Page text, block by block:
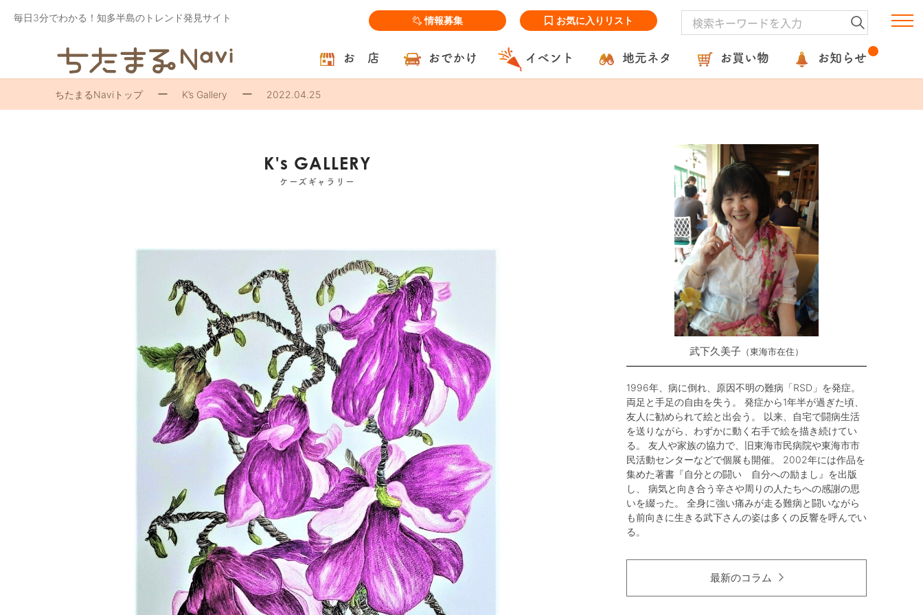
毎日3分でわかる！知多半島のトレンド発見サイト 情報募集 お気に入りリスト
お 店 おでかけ イベント 地元ネタ お買い物 お知らせ
ちたまるNaviトップ K’s Gallery 2022.04.25
K's GALLERY
ケーズギャラリー
武下久美子 東海市在住
1996年、病に倒れ、原因不明の難病「RSD」を発症。
両足と手足の自由を失う。 発症から1年半が過ぎた頃、
友人に勧められて絵と出会う。 以来、自宅で闘病生活
を送りながら、わずかに動く右手で絵を描き続けてい
る。 友人や家族の協力で、旧東海市民病院や東海市市
民活動センターなどで個展も開催。 2002年には作品を
集めた著書『自分との闘い 自分への励まし』を出版
し、 病気と向き合う辛さや周りの人たちへの感謝の思
いを綴った。 全身に強い痛みが走る難病と闘いながら
も前向きに生きる武下さんの姿は多くの反響を呼んでい
る。
最新のコラム